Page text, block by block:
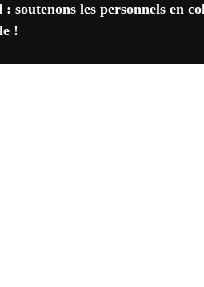
: soutenons les personnels en
!